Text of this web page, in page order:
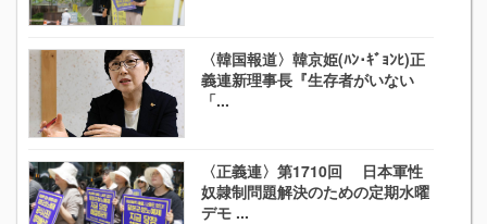
〈韓国報道〉韓京姫(ﾊﾝ･ｷﾞｮﾝﾋ)正
義連新理事長『生存者がいない
「...
〈正義連〉第1710回 日本軍性
奴隷制問題解決のための定期水曜
デモ ...